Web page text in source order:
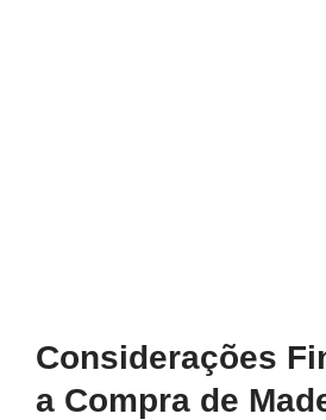
Considerações
a Compra de